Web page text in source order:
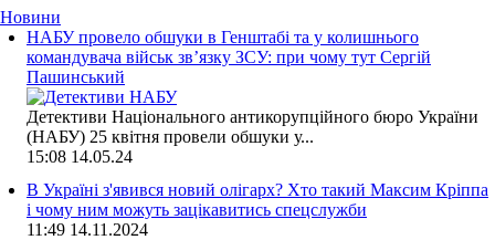
Новини
НАБУ провело обшуки в Генштабі та у колишнього
командувача військ зв’язку ЗСУ: при чому тут Сергій
Пашинський
Детективи Національного антикорупційного бюро України
(НАБУ) 25 квітня провели обшуки у...
15:08 14.05.24
В Україні з'явився новий олігарх? Хто такий Максим Кріппа
і чому ним можуть зацікавитись спецслужби
11:49 14.11.2024